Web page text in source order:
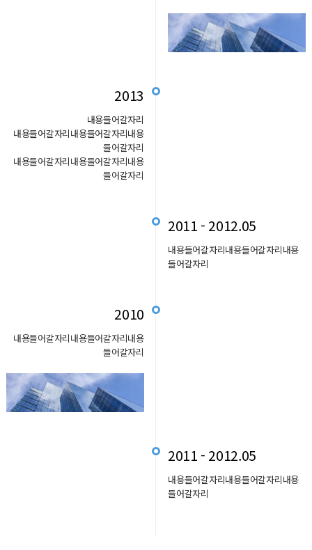
2013
내용들어갈자리
내용들어갈자리내용들어갈자리내용
들어갈자리
내용들어갈자리내용들어갈자리내용
들어갈자리
2011 - 2012.05
내용들어갈자리내용들어갈자리내용
들어갈자리
2010
내용들어갈자리내용들어갈자리내용
들어갈자리
2011 - 2012.05
내용들어갈자리내용들어갈자리내용
들어갈자리